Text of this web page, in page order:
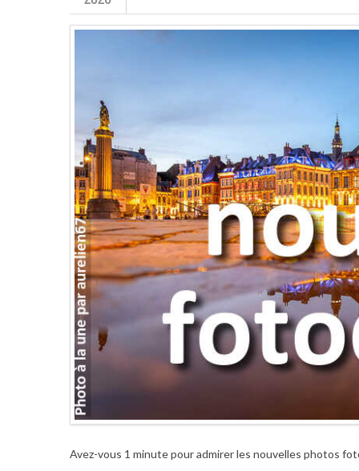
Avez-vous 1 minute pour admirer les nouvelles photos